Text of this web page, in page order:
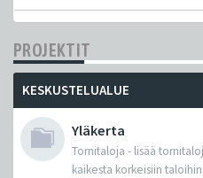
PROJEKTIT
KESKUSTELUALUE
Yläkerta
Tornitaloja - lisää
kaikesta korkeisiin